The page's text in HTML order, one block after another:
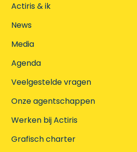
Actiris & ik
News
Media
Agenda
Veelgestelde vragen
Onze agentschappen
Werken bij Actiris
Grafisch charter